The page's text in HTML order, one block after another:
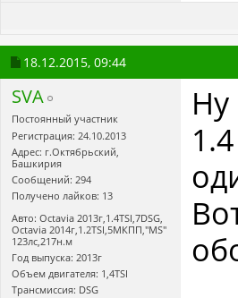
18.12.2015, 09:44
SVA
Постоянный участник
Регистрация: 24.10.2013
Адрес: г.Октябрьский,
Башкирия
Сообщений: 294
Получено лайков: 13
Авто: Octavia 2013г,1.4TSI,7DSG,
Оctavia 2014г,1.2TSI,5МКПП,"MS"
123лс,217н.м
Год выпуска: 2013г
Объем двигателя: 1,4TSI
Трансмиссия: DSG
Ну